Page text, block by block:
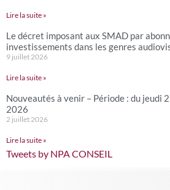
Lire la suite »
Le décret imposant aux SMAD par
investissements dans les genres
9 juillet 2026
Lire la suite »
Nouveautés à venir – Période : du jeudi
2026
2 juillet 2026
Lire la suite »
Tweets by NPA CONSEIL